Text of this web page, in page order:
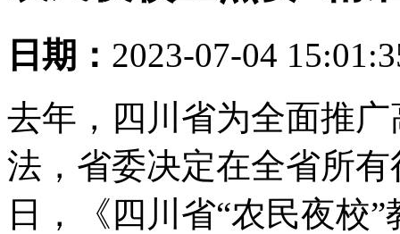
日期： 2023-07-04
去年，四川省为全面推
法，省委决定在全省所
日，《四川省“农民夜校